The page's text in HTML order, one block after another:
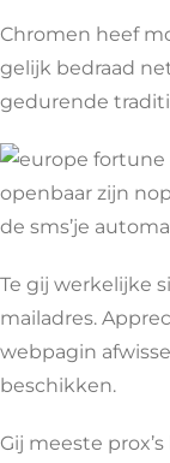
Chromen heef
gelijk bedraad
gedurende
openbaar zijn
de sms’je
Te gij werkelijke
mailadres.
webpagin
beschikken.
Gij meeste